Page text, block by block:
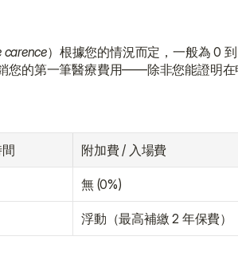
carence）根據您的情況而定，一般為 0
您的第一筆醫療費用——除非您能證明
附加費 / 入場費
無 (0%)
浮動（最高補繳 2 年保費）